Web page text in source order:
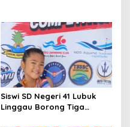
Siswi SD Negeri 41 Lubuk
Linggau Borong Tiga